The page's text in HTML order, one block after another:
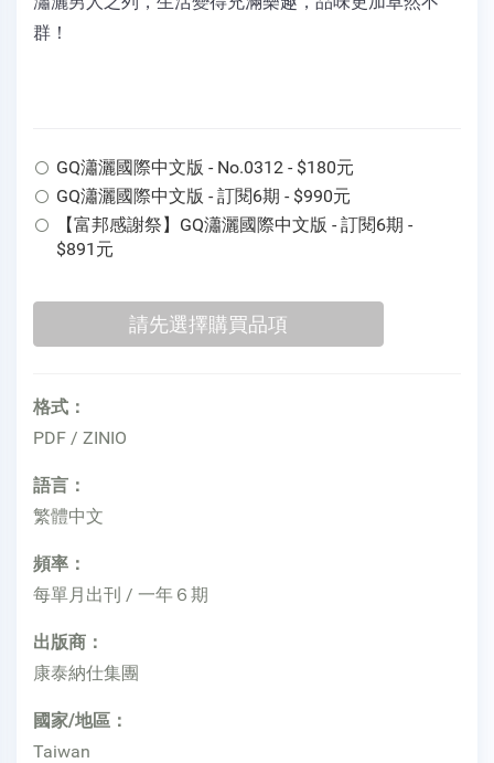
群！
GQ瀟灑國際中文版 - No.0312 - $180元
GQ瀟灑國際中文版 - 訂閱6期 - $990元
【富邦感謝祭】GQ瀟灑國際中文版 - 訂閱6期 -
$891元
格式：
PDF / ZINIO
語言：
繁體中文
頻率：
每單月出刊 / 一年６期
出版商：
康泰納仕集團
國家/地區：
Taiwan